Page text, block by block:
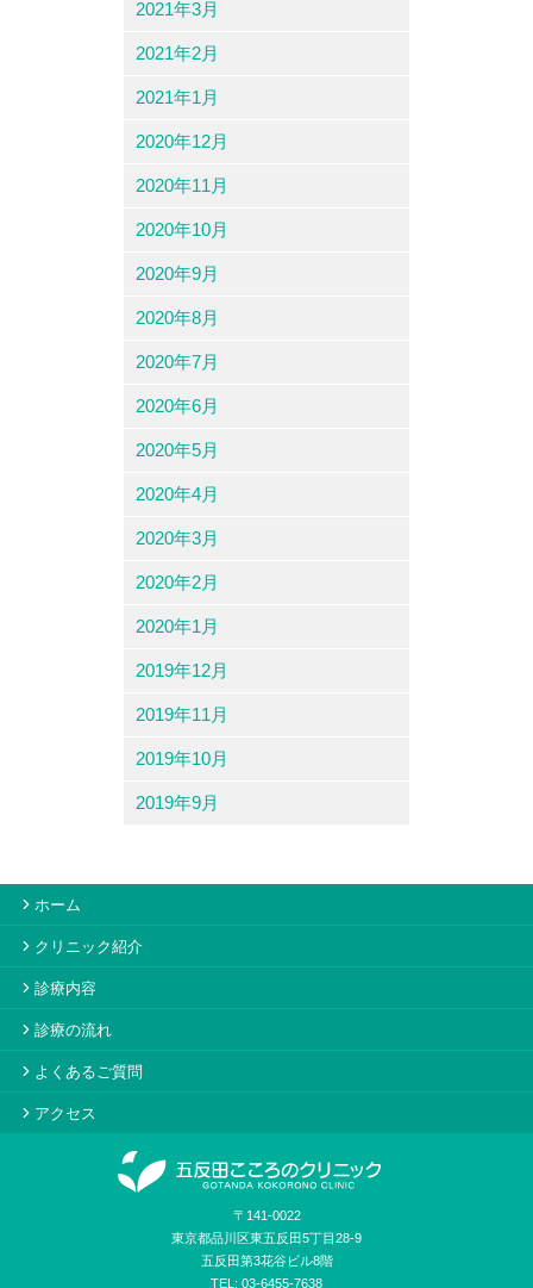
2021年3月
2021年2月
2021年1月
2020年12月
2020年11月
2020年10月
2020年9月
2020年8月
2020年7月
2020年6月
2020年5月
2020年4月
2020年3月
2020年2月
2020年1月
2019年12月
2019年11月
2019年10月
2019年9月
ホーム
クリニック紹介
診療内容
診療の流れ
よくあるご質問
アクセス
〒141-0022
東京都品川区東五反田5丁目28-9
五反田第3花谷ビル8階
TEL: 03-6455-7638